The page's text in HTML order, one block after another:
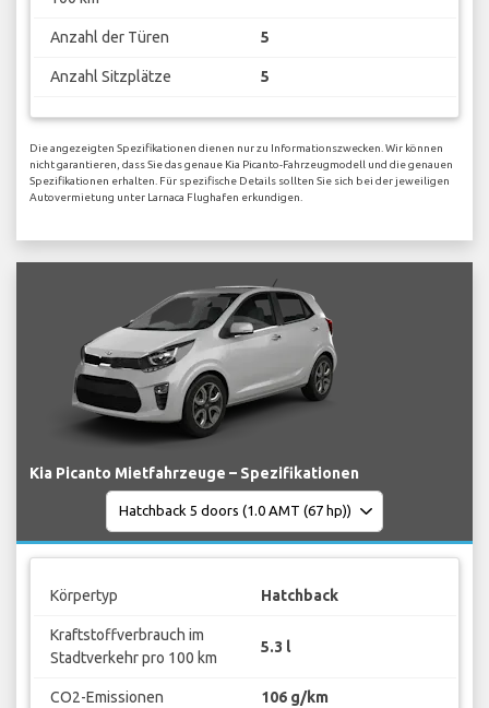
Anzahl der Türen 5
Anzahl Sitzplätze 5
Die angezeigten Spezifikationen dienen nur zu Informationszwecken. Wir können
nicht garantieren, dass Sie das genaue Kia Picanto-Fahrzeugmodell und die genauen
Spezifikationen erhalten. Für spezifische Details sollten Sie sich bei der jeweiligen
Autovermietung unter Larnaca Flughafen erkundigen.
Kia Picanto Mietfahrzeuge – Spezifikationen
Körpertyp Hatchback
Kraftstoffverbrauch im
Stadtverkehr pro 100 km
5.3 l
CO2-Emissionen 106 g/km